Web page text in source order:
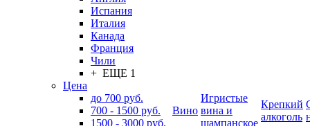
Испания
Италия
Канада
Франция
Чили
+ ЕЩЕ 1
Цена
до 700 руб.
700 - 1500 руб.
1500 - 3000 руб.
Вино
Игристые
вина и
шампанское
Крепкий
алкоголь